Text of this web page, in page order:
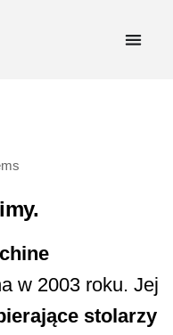
w 2003 roku. Jej
stolarzy